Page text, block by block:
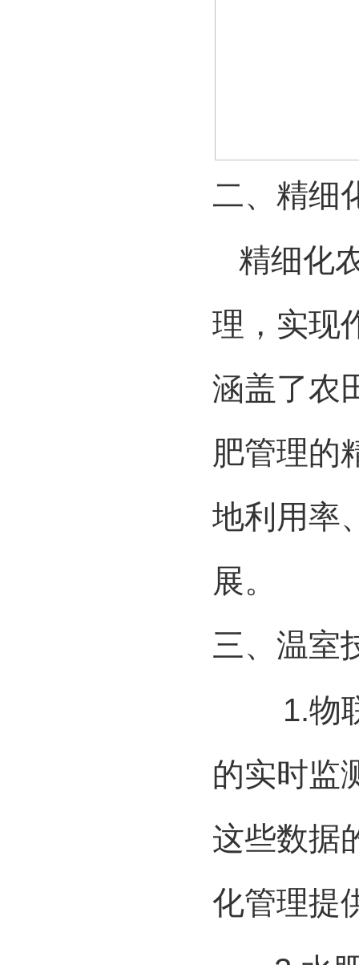
二、 精细
精细化
理，实现
涵盖了农
肥管理的
地利用率
展。
三、 温室
1.物
的实时监
这些数据
化管理提